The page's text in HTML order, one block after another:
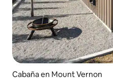
Cabaña en Mount Vernon